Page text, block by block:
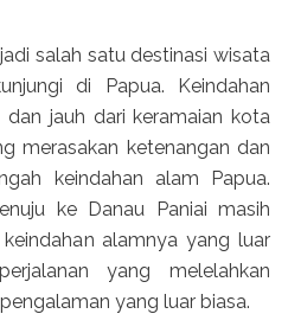
salah satu destinasi wisata
di Papua. Keindahan
jauh dari keramaian kota
merasakan ketenangan dan
keindahan alam Papua.
ke Danau Paniai masih
alamnya yang luar
yang melelahkan
yang luar biasa.